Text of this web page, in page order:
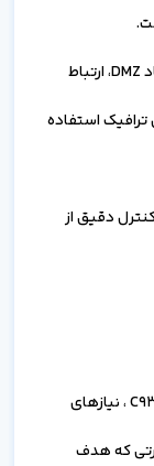
می‌توان از آن برای ایجاد DMZ، ارتباط
استفاده
دقیق از
پیش از خرید کارت ماژول سیسکو C9300X-NM-2C ، نیازهای
که هدف